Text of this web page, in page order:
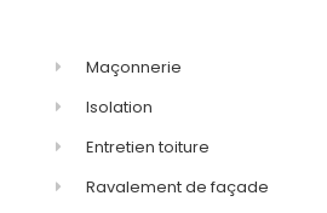
Maçonnerie
Isolation
Entretien toiture
Ravalement de façade